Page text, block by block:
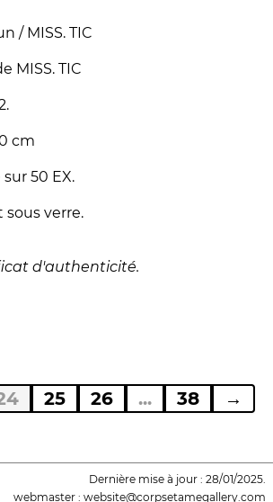
/ MISS. TIC
MISS. TIC
cm
50 EX.
verre.
d'authenticité.
25 26 ... 38 →
Dernière mise à jour : 28/01/2025.
webmaster : website@corpsetamegallery.com